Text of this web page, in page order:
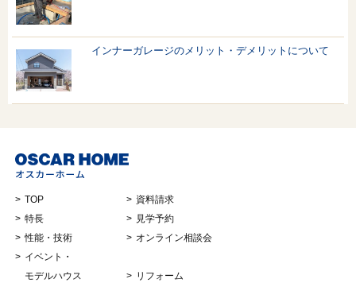
インナーガレージのメリット・デメリットについて
TOP
特長
性能・技術
イベント・
モデルハウス
資料請求
見学予約
オンライン相談会
リフォーム